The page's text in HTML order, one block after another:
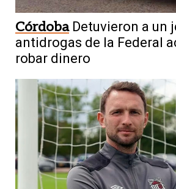
Córdoba Detuvieron a un
antidrogas de la Federal
robar dinero